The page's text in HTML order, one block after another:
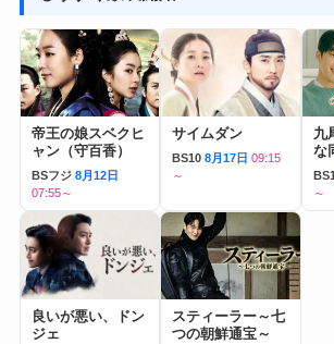
帝王の娘スベクヒ
ャン（守百香）
BSフジ 8月12日
07:55～
サイムダン
BS10 8月17日 09:15
～
九
な
～
良いが悪い、ドン
ジェ
スティーラー～七
つの朝鮮通宝～